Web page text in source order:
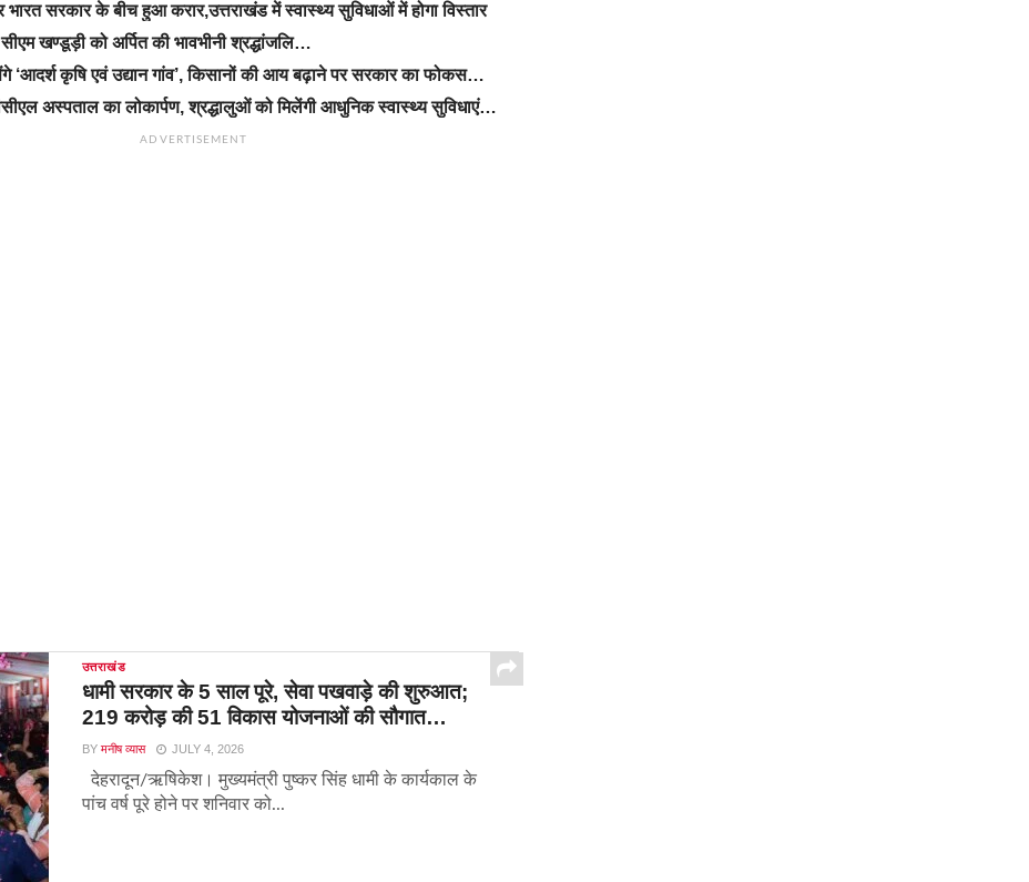
सरकार के बीच हुआ करार,उत्तराखंड में स्वास्थ्य सुविधाओं में होगा विस्तार
सीएम खण्डूड़ी को अर्पित की भावभीनी श्रद्धांजलि…
‘आदर्श कृषि एवं उद्यान गांव’, किसानों की आय बढ़ाने पर सरकार का फोकस…
अस्पताल का लोकार्पण, श्रद्धालुओं को मिलेंगी आधुनिक स्वास्थ्य सुविधाएं…
ADVERTISEMENT
उत्तराखंड
धामी सरकार के 5 साल पूरे, सेवा पखवाड़े की शुरुआत;
219 करोड़ की 51 विकास योजनाओं की सौगात…
BY मनीष व्यास JULY 4, 2026
देहरादून/ऋषिकेश। मुख्यमंत्री पुष्कर सिंह धामी के कार्यकाल के
पांच वर्ष पूरे होने पर शनिवार को...